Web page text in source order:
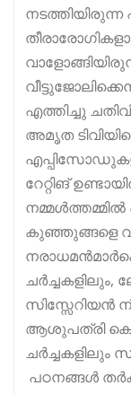
നടത്തിയിരുന്ന
എത്തിച്ചു
അമൃത
റേറ്റിങ്
കുഞ്ഞുങ്ങളെ
ചർച്ചകളിലും,
സിസ്സേറിയൻ
ആശുപത്രി
ചർച്ചകളിലും
പഠനങ്ങൾ